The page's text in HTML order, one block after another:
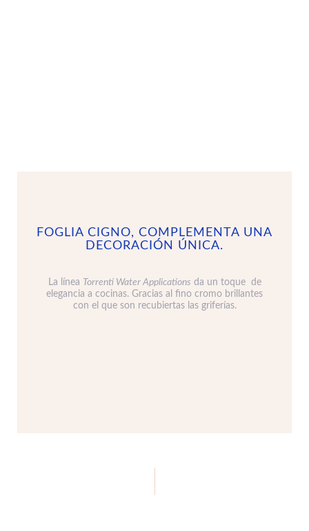
FOGLIA CIGNO, COMPLEMENTA UNA
DECORACIÓN ÚNICA.
La línea Torrenti Water Applications da un toque de
elegancia a cocinas. Gracias al fino cromo brillantes
con el que son recubiertas las griferías.